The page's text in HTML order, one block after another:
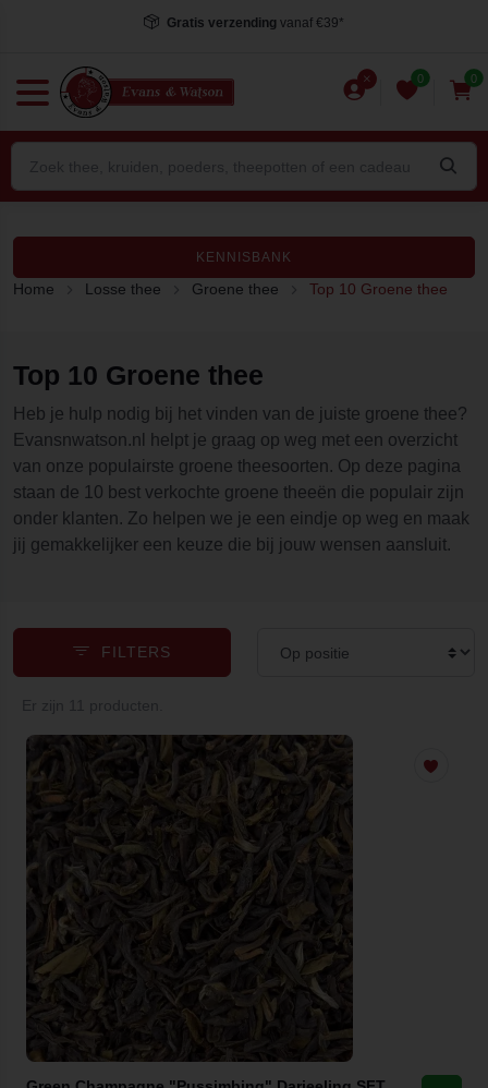
Gratis verzending vanaf €39*
0 0
KENNISBANK
Home Losse thee Groene thee Top 10 Groene thee
Top 10 Groene thee
Heb je hulp nodig bij het vinden van de juiste groene thee?
Evansnwatson.nl helpt je graag op weg met een overzicht
van onze populairste groene theesoorten. Op deze pagina
staan de 10 best verkochte groene theeën die populair zijn
onder klanten. Zo helpen we je een eindje op weg en maak
jij gemakkelijker een keuze die bij jouw wensen aansluit.
FILTERS